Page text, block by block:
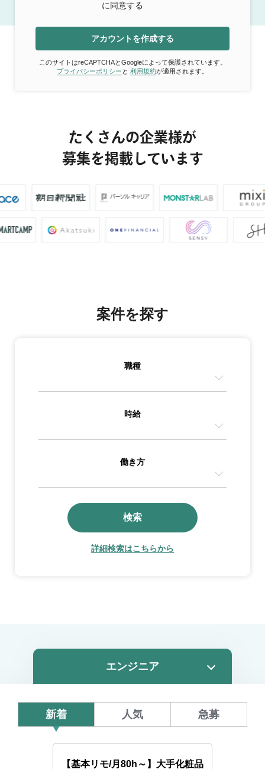
に同意する
アカウントを作成する
このサイトはreCAPTCHAとGoogleによって保護されています。
プライバシーポリシー と 利用規約が適用されます。
たくさんの企業様が
募集を掲載しています
案件を探す
職種
時給
働き方
検索
詳細検索はこちらから
新着 人気 急募
【基本リモ/月80h～】大手化粧品